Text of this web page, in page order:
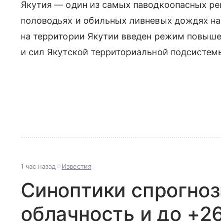
Якутия — один из самых паводкоопасных
половодьях и обильных ливневых дождях
на территории Якутии введен режим
и сил Якутской территориальной
1 час назад Известия
Синоптики
облачность и до